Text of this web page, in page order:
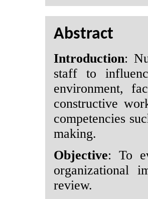
Abstract
Introduction:
staff to
environment,
constructive
competencies
making.
Objective: To
organizational
review.